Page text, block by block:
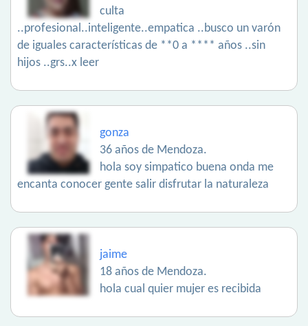
culta
..profesional..inteligente..empatica ..busco un varón
de iguales características de **0 a **** años ..sin
hijos ..grs..x leer
gonza
36 años de Mendoza.
hola soy simpatico buena onda me
encanta conocer gente salir disfrutar la naturaleza
jaime
18 años de Mendoza.
hola cual quier mujer es recibida